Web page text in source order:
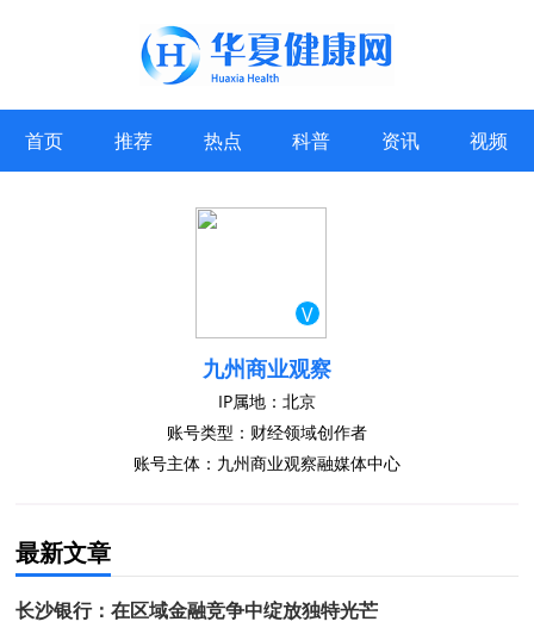
首页 推荐 热点 科普 资讯 视频
V
九州商业观察
IP属地：北京
账号类型：财经领域创作者
账号主体：九州商业观察融媒体中心
最新文章
长沙银行：在区域金融竞争中绽放独特光芒